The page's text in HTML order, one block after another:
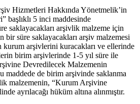
Hizmetleri Hakkında Yönetmelik’in
başlıklı 5 inci maddesinde
saklayacakları arşivlik malzeme için
bir süre saklayacakları arşiv malzemesi
arşivlerini kuracakları ve ellerinde
birim arşivlerinde 1-5 yıl süre ile
Devredilecek Malzemenin
maddede de birim arşivinde saklanma
malzemenin, “Kurum Arşivine
ayrılacağı hüküm altına alınmıştır.